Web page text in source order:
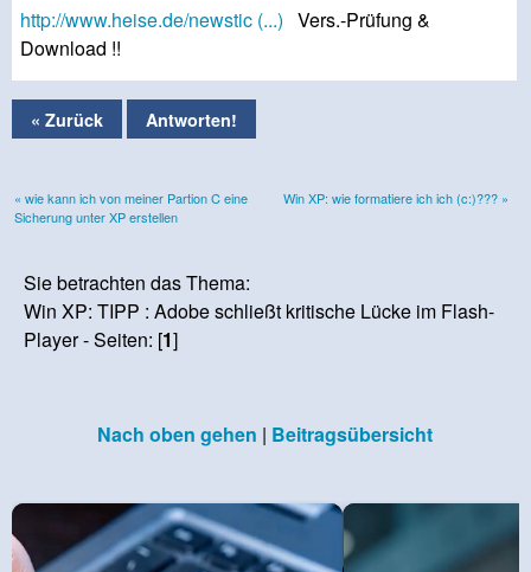
http://www.heise.de/newstic (...) Vers.-Prüfung &
Download !!
« Zurück Antworten!
« wie kann ich von meiner Partion C eine
Sicherung unter XP erstellen
Win XP: wie formatiere ich ich (c:)??? »
Sie betrachten das Thema:
Win XP: TIPP : Adobe schließt kritische Lücke im Flash-
Player - Seiten: [1]
Nach oben gehen | Beitragsübersicht